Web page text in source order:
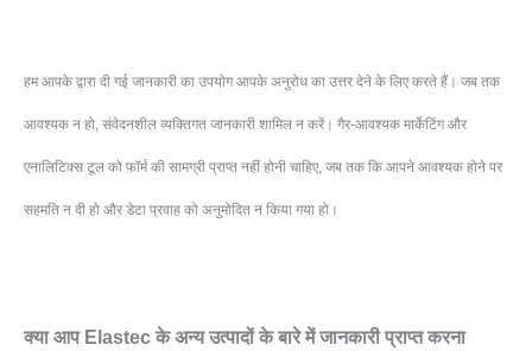
हम आपके द्वारा दी गई जानकारी का उपयोग आपके अनुरोध का उत्तर देने के लिए करते हैं। जब तक
आवश्यक न हो, संवेदनशील व्यक्तिगत जानकारी शामिल न करें। गैर-आवश्यक मार्केटिंग और
एनालिटिक्स टूल को फॉर्म की सामग्री प्राप्त नहीं होनी चाहिए, जब तक कि आपने आवश्यक होने पर
सहमति न दी हो और डेटा प्रवाह को अनुमोदित न किया गया हो।
क्या आप Elastec के अन्य उत्पादों के बारे में जानकारी प्राप्त करना